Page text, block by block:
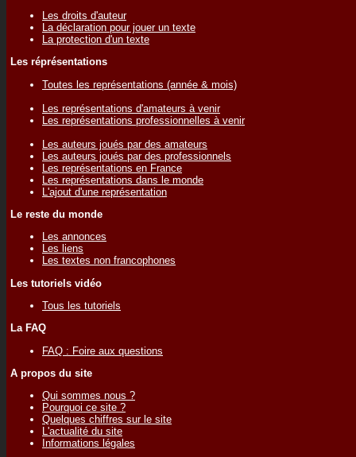
Les droits d'auteur
La déclaration pour jouer un texte
La protection d'un texte
Les réprésentations
Toutes les représentations (année & mois)
Les représentations d'amateurs à venir
Les représentations professionnelles à venir
Les auteurs joués par des amateurs
Les auteurs joués par des professionnels
Les représentations en France
Les représentations dans le monde
L'ajout d'une représentation
Le reste du monde
Les annonces
Les liens
Les textes non francophones
Les tutoriels vidéo
Tous les tutoriels
La FAQ
FAQ : Foire aux questions
A propos du site
Qui sommes nous ?
Pourquoi ce site ?
Quelques chiffres sur le site
L'actualité du site
Informations légales